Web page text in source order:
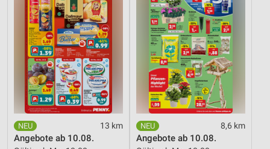
13 km
Angebote ab 10.08.
8,6 km
Angebote ab 10.08.